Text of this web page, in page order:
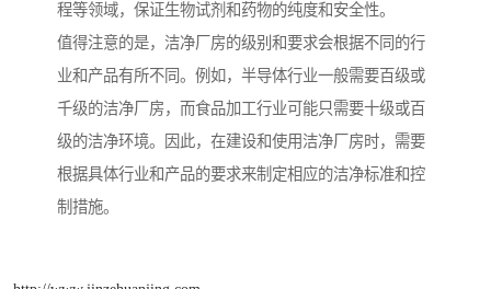
程等领域，保证生物试剂和药物的纯度和安全性。
值得注意的是，洁净厂房的级别和要求会根据不同的行
业和产品有所不同。例如，半导体行业一般需要百级或
千级的洁净厂房，而食品加工行业可能只需要十级或百
级的洁净环境。因此，在建设和使用洁净厂房时，需要
根据具体行业和产品的要求来制定相应的洁净标准和控
制措施。